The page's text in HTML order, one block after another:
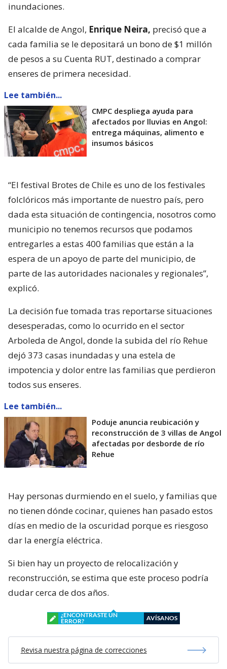
inundaciones.
El alcalde de Angol, Enrique Neira, precisó que a
cada familia se le depositará un bono de $1 millón
de pesos a su Cuenta RUT, destinado a comprar
enseres de primera necesidad.
Lee también...
CMPC despliega ayuda para
afectados por lluvias en Angol:
entrega máquinas, alimento e
insumos básicos
“El festival Brotes de Chile es uno de los festivales
folclóricos más importante de nuestro país, pero
dada esta situación de contingencia, nosotros como
municipio no tenemos recursos que podamos
entregarles a estas 400 familias que están a la
espera de un apoyo de parte del municipio, de
parte de las autoridades nacionales y regionales”,
explicó.
La decisión fue tomada tras reportarse situaciones
desesperadas, como lo ocurrido en el sector
Arboleda de Angol, donde la subida del río Rehue
dejó 373 casas inundadas y una estela de
impotencia y dolor entre las familias que perdieron
todos sus enseres.
Lee también...
Poduje anuncia reubicación y
reconstrucción de 3 villas de Angol
afectadas por desborde de río
Rehue
Hay personas durmiendo en el suelo, y familias que
no tienen dónde cocinar, quienes han pasado estos
días en medio de la oscuridad porque es riesgoso
dar la energía eléctrica.
Si bien hay un proyecto de relocalización y
reconstrucción, se estima que este proceso podría
dudar cerca de dos años.
¿ENCONTRASTE UN
ERROR?
AVÍSANOS
Revisa nuestra página de correcciones